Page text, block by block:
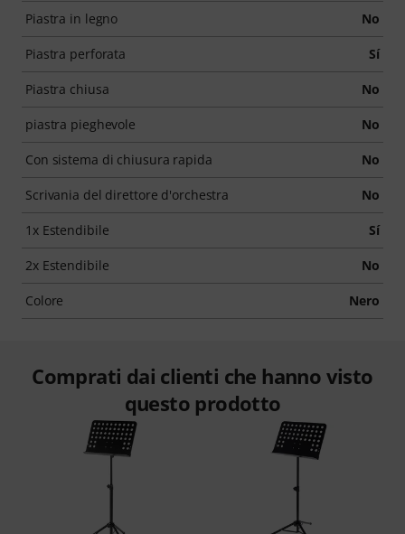
Piastra in legno No
Piastra perforata Sí
Piastra chiusa No
piastra pieghevole No
Con sistema di chiusura rapida No
Scrivania del direttore d'orchestra No
1x Estendibile Sí
2x Estendibile No
Colore Nero
Comprati dai clienti che hanno visto
questo prodotto